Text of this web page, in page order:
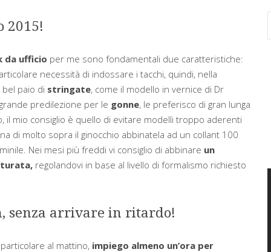
2015!
da ufficio per me sono fondamentali due caratteristiche:
necessità di indossare i tacchi, quindi, nella
paio di stringate, come il modello in vernice di Dr
predilezione per le gonne, le preferisco di gran lunga
il mio consiglio è quello di evitare modelli troppo aderenti
di molto sopra il ginocchio abbinatela ad un collant 100
Nei mesi più freddi vi consiglio di abbinare un
regolandovi in base al livello di formalismo richiesto
senza arrivare in ritardo!
al mattino, impiego almeno un’ora per